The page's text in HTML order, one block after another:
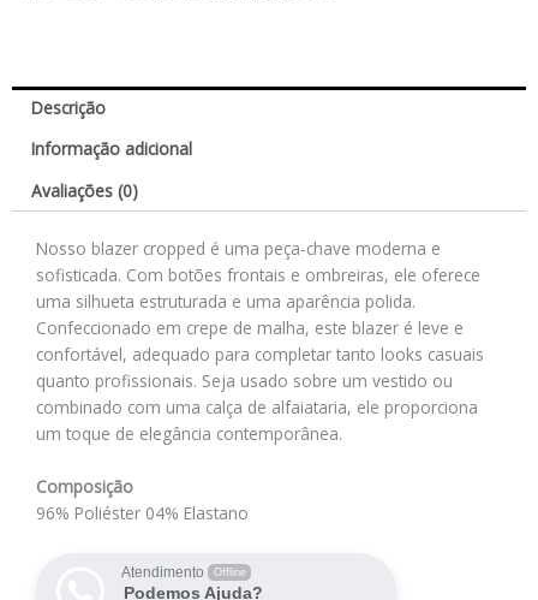
Descrição
Informação adicional
Avaliações (0)
Nosso blazer cropped é uma peça-chave moderna e
sofisticada. Com botões frontais e ombreiras, ele oferece
uma silhueta estruturada e uma aparência polida.
Confeccionado em crepe de malha, este blazer é leve e
confortável, adequado para completar tanto looks casuais
quanto profissionais. Seja usado sobre um vestido ou
combinado com uma calça de alfaiataria, ele proporciona
um toque de elegância contemporânea.
Composição
96% Poliéster 04% Elastano
Atendimento Offline
Podemos Ajuda?